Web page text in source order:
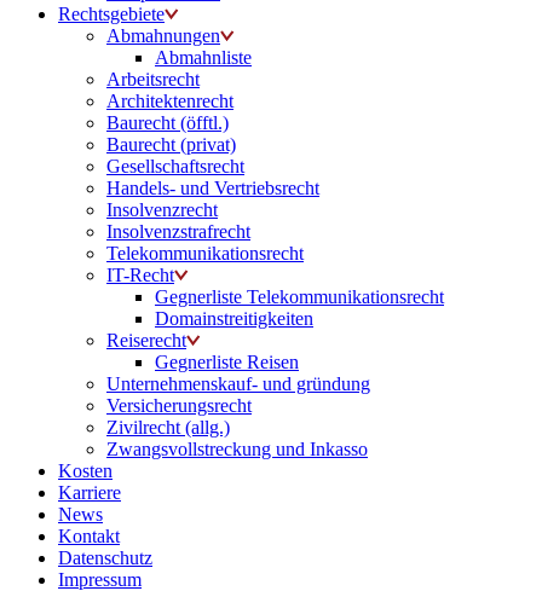
Rechtsgebiete
Abmahnungen
Abmahnliste
Arbeitsrecht
Architektenrecht
Baurecht (öfftl.)
Baurecht (privat)
Gesellschaftsrecht
Handels- und Vertriebsrecht
Insolvenzrecht
Insolvenzstrafrecht
Telekommunikationsrecht
IT-Recht
Gegnerliste Telekommunikationsrecht
Domainstreitigkeiten
Reiserecht
Gegnerliste Reisen
Unternehmenskauf- und gründung
Versicherungsrecht
Zivilrecht (allg.)
Zwangsvollstreckung und Inkasso
Kosten
Karriere
News
Kontakt
Datenschutz
Impressum